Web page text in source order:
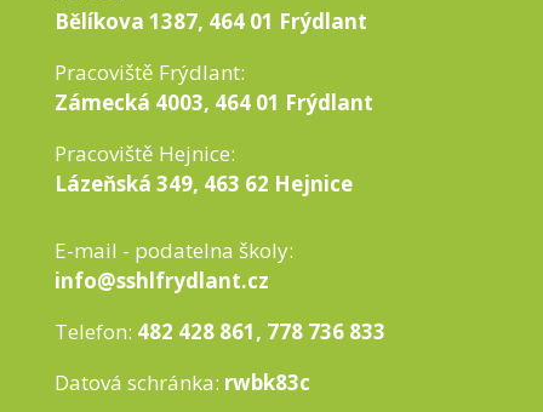
Bělíkova 1387, 464 01 Frýdlant
Pracoviště Frýdlant:
Zámecká 4003, 464 01 Frýdlant
Pracoviště Hejnice:
Lázeňská 349, 463 62 Hejnice
E-mail - podatelna školy:
info@sshlfrydlant.cz
Telefon: 482 428 861, 778 736 833
Datová schránka: rwbk83c